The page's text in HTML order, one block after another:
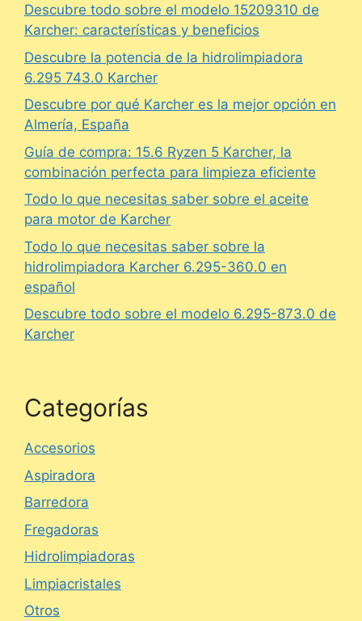
Descubre todo sobre el modelo 15209310 de
Karcher: características y beneficios
Descubre la potencia de la hidrolimpiadora
6.295 743.0 Karcher
Descubre por qué Karcher es la mejor opción en
Almería, España
Guía de compra: 15.6 Ryzen 5 Karcher, la
combinación perfecta para limpieza eficiente
Todo lo que necesitas saber sobre el aceite
para motor de Karcher
Todo lo que necesitas saber sobre la
hidrolimpiadora Karcher 6.295-360.0 en
español
Descubre todo sobre el modelo 6.295-873.0 de
Karcher
Categorías
Accesorios
Aspiradora
Barredora
Fregadoras
Hidrolimpiadoras
Limpiacristales
Otros